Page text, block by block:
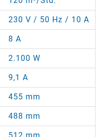
230 V / 50 Hz / 10 A
8 A
2.100 W
9,1 A
455 mm
488 mm